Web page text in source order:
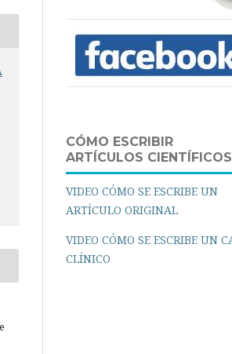
CÓMO ESCRIBIR
ARTÍCULOS CIENTÍFICOS
VIDEO CÓMO SE ESCRIBE UN
ARTÍCULO ORIGINAL
VIDEO CÓMO SE ESCRIBE UN
CLÍNICO